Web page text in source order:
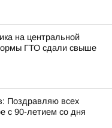
на центральной
ГТО сдали свыше
Поздравляю всех
с 90-летием со дня